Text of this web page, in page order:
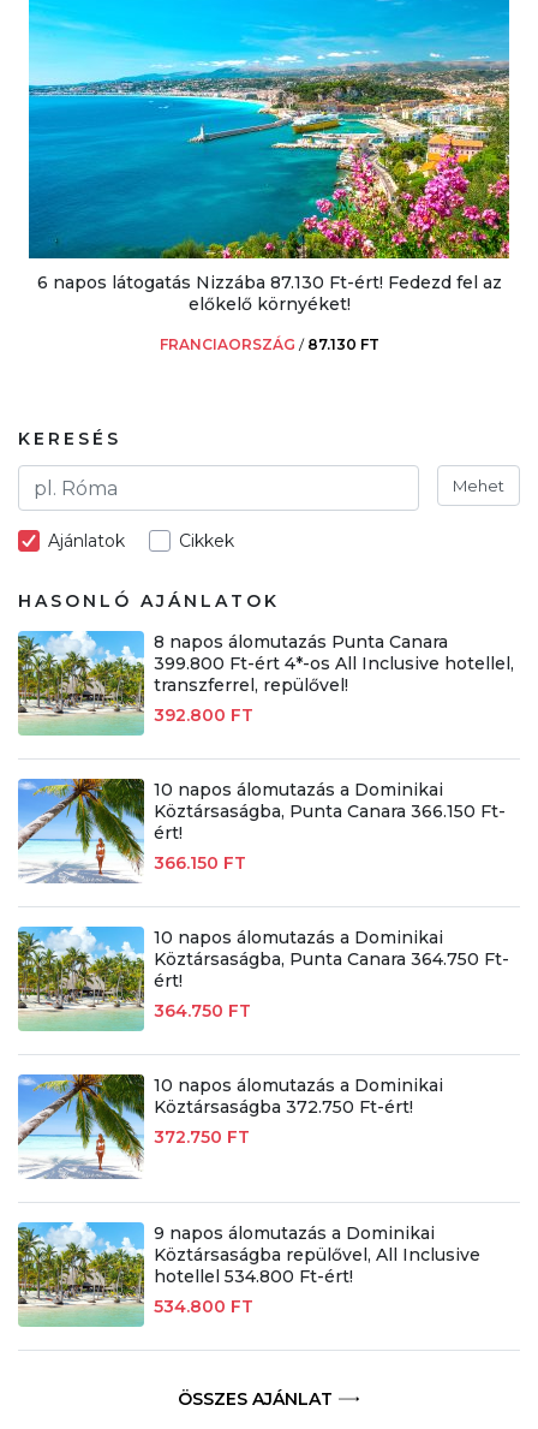
6 napos látogatás Nizzába 87.130 Ft-ért! Fedezd fel az
előkelő környéket!
FRANCIAORSZÁG / 87.130 FT
KERESÉS
Mehet
Ajánlatok Cikkek
HASONLÓ AJÁNLATOK
8 napos álomutazás Punta Canara
399.800 Ft-ért 4*-os All Inclusive hotellel,
transzferrel, repülővel!
392.800 FT
10 napos álomutazás a Dominikai
Köztársaságba, Punta Canara 366.150 Ft-
ért!
366.150 FT
10 napos álomutazás a Dominikai
Köztársaságba, Punta Canara 364.750 Ft-
ért!
364.750 FT
10 napos álomutazás a Dominikai
Köztársaságba 372.750 Ft-ért!
372.750 FT
9 napos álomutazás a Dominikai
Köztársaságba repülővel, All Inclusive
hotellel 534.800 Ft-ért!
534.800 FT
ÖSSZES AJÁNLAT